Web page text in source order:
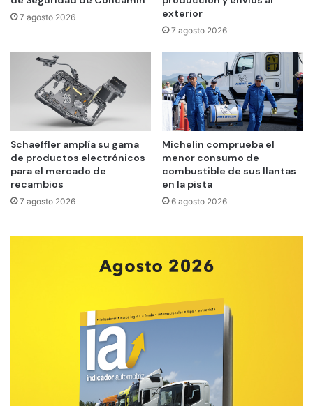
7 agosto 2026
exterior
7 agosto 2026
Schaeffler amplía su gama
de productos electrónicos
para el mercado de
recambios
7 agosto 2026
Michelin comprueba el
menor consumo de
combustible de sus llantas
en la pista
6 agosto 2026